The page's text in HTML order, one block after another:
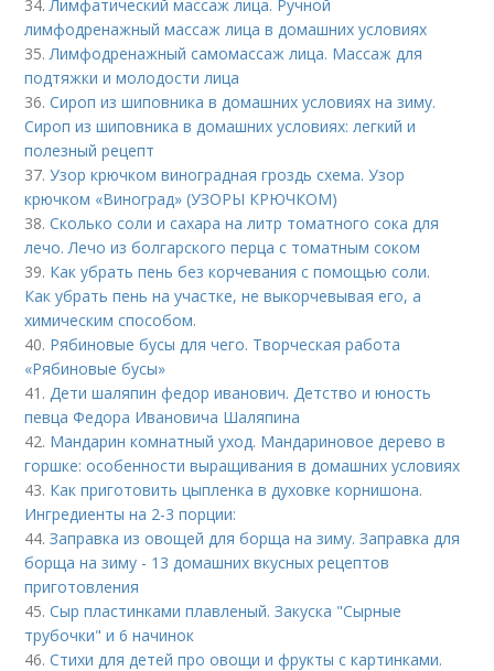
34. Лимфатический массаж лица. Ручной
лимфодренажный массаж лица в домашних условиях
35. Лимфодренажный самомассаж лица. Массаж для
подтяжки и молодости лица
36.Сироп из шиповника в домашних условиях на зиму.
Сироп из шиповника в домашних условиях: легкий и
полезный рецепт
37.Узор крючком виноградная гроздь схема. Узор
крючком «Виноград» (УЗОРЫ КРЮЧКОМ)
38.Сколько соли и сахара на литр томатного сока для
лечо. Лечо из болгарского перца с томатным соком
39. Как убрать пень без корчевания с помощью соли.
Как убрать пень на участке, не выкорчевывая его, а
химическим способом.
40. Рябиновые бусы для чего. Творческая работа
«Рябиновые бусы»
41. Дети шаляпин федор иванович. Детство и юность
певца Федора Ивановича Шаляпина
42. Мандарин комнатный уход. Мандариновое дерево в
горшке: особенности выращивания в домашних условиях
43. Как приготовить цыпленка в духовке корнишона.
Ингредиенты на 2-3 порции:
44.Заправка из овощей для борща на зиму. Заправка для
борща на зиму - 13 домашних вкусных рецептов
приготовления
45.Сыр пластинками плавленый. Закуска "Сырные
трубочки" и 6 начинок
46.Стихи для детей про овощи и фрукты с картинками.